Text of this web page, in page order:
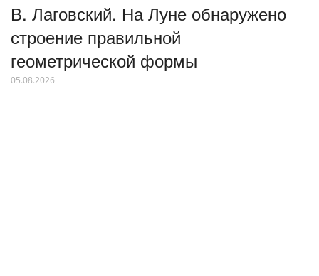
В. Лаговский. На Луне обнаружено
строение правильной
геометрической формы
05.08.2026